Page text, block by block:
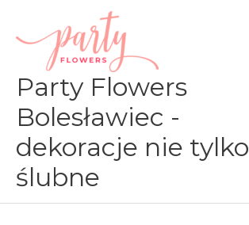
treści
Party Flowers
Bolesławiec -
dekoracje nie tylko
ślubne